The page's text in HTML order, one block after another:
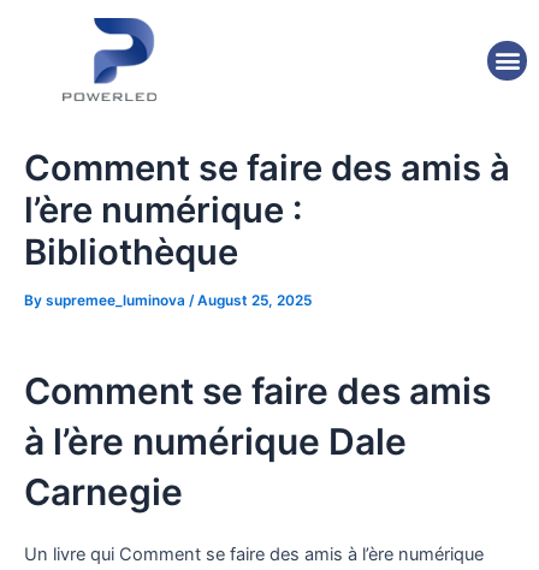
Comment se faire des amis à
l’ère numérique :
Bibliothèque
By supremee_luminova /August 25, 2025
Comment se faire des amis
à l’ère numérique Dale
Carnegie
Un livre qui Comment se faire des amis à l’ère numérique
navigation